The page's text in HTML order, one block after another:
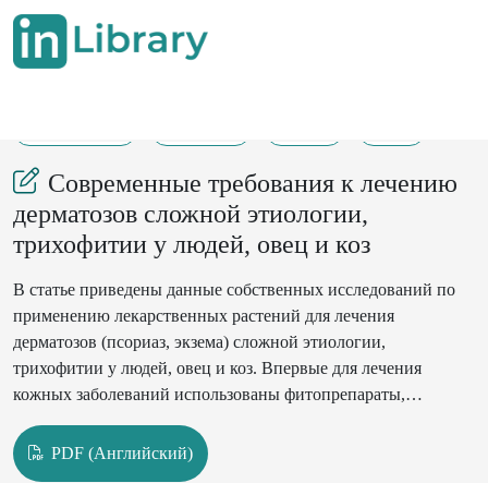
Современные требования к лечению
дерматозов сложной этиологии,
трихофитии у людей, овец и коз
В статье приведены данные собственных исследований по
применению лекарственных растений для лечения
дерматозов (псориаз, экзема) сложной этиологии,
трихофитии у людей, овец и коз. Впервые для лечения
кожных заболеваний использованы фитопрепараты,
технологии вакуумно-криогенного измельчения
лекарственных растений при температуре -1960С, при этом
PDF (Английский)